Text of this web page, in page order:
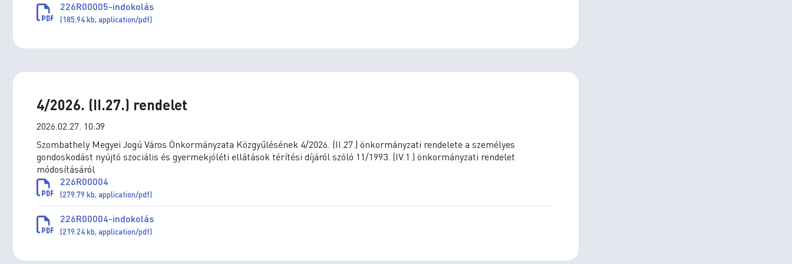
226R00005-indokolás
(185.94 kb, application/pdf)
4/2026. (II.27.) rendelet
2026.02.27. 10:39
Szombathely Megyei Jogú Város Önkormányzata Közgyűlésének 4/2026. (II.27.) önkormányzati rendelete a személyes
gondoskodást nyújtó szociális és gyermekjóléti ellátások térítési díjáról szóló 11/1993. (IV.1.) önkormányzati rendelet
módosításáról
226R00004
(279.79 kb, application/pdf)
226R00004-indokolás
(219.24 kb, application/pdf)